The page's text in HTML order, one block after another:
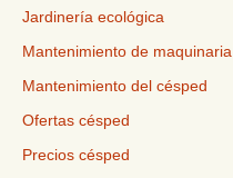
Jardinería ecológica
Mantenimiento de maquinaria
Mantenimiento del césped
Ofertas césped
Precios césped